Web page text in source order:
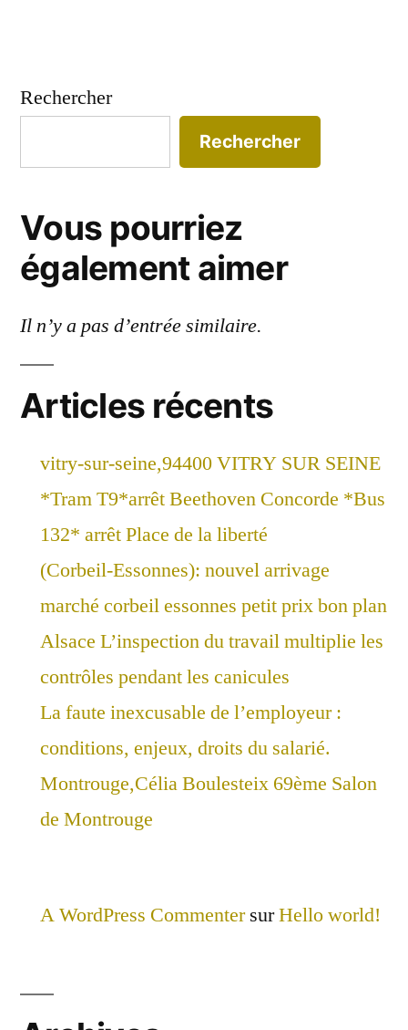
Rechercher
Rechercher
Vous pourriez
également aimer
Il n’y a pas d’entrée similaire.
Articles récents
vitry-sur-seine,94400 VITRY SUR SEINE
*Tram T9*arrêt Beethoven Concorde *Bus
132* arrêt Place de la liberté
(Corbeil-Essonnes): nouvel arrivage
marché corbeil essonnes petit prix bon plan
Alsace L’inspection du travail multiplie les
contrôles pendant les canicules
La faute inexcusable de l’employeur :
conditions, enjeux, droits du salarié.
Montrouge,Célia Boulesteix 69ème Salon
de Montrouge
A WordPress CommentersurHello world!